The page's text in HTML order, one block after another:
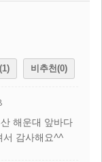
비추천(0)
해운대 앞바다
서 감사해요^^